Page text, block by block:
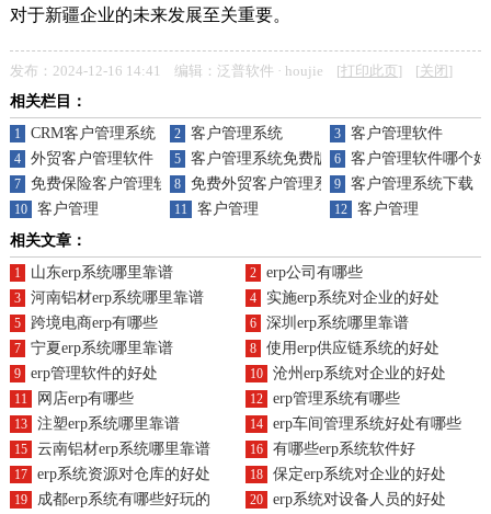
对于新疆企业的未来发展至关重要。
发布：2024-12-16 14:41 编辑：泛普软件 · houjie [打印此页] [关闭 ]
相关栏目：
1 CRM客户管理系统 2 客户管理系统 3 客户管理软件
4 外贸客户管理软件 5 客户管理系统免费版 6 客户管理软件哪个好
7 免费保险客户管理软件
8 免费外贸客户管理系统
9 客户管理系统下载
10 客户管理 11 客户管理 12
客户管理
相关文章：
1 山东erp系统哪里靠谱 2 erp公司有哪些
3 河南铝材erp系统哪里靠谱 4 实施erp系统对企业的好处
5 跨境电商erp有哪些 6 深圳erp系统哪里靠谱
7 宁夏erp系统哪里靠谱 8 使用erp供应链系统的好处
9 erp管理软件的好处 10 沧州erp系统对企业的好处
11 网店erp有哪些 12 erp管理系统有哪些
13 注塑erp系统哪里靠谱 14 erp车间管理系统好处有哪些
15 云南铝材erp系统哪里靠谱 16 有哪些erp系统软件好
17 erp系统资源对仓库的好处 18 保定erp系统对企业的好处
19 成都erp系统有哪些好玩的 20 erp系统对设备人员的好处